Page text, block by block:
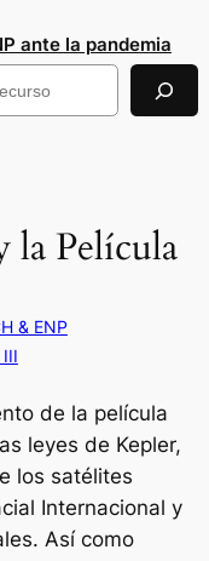
ante la pandemia
la Película
& ENP
de la película
leyes de Kepler,
los satélites
Internacional y
Así como